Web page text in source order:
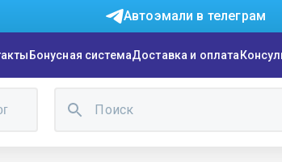
Автоэмали в телеграм
Бонусная системаДоставка и оплата